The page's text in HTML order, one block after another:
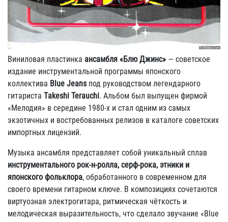
Виниловая пластинка ансамбля «Блю Джинс» — советское
издание инструментальной программы японского
коллектива Blue Jeansпод руководством легендарного
гитариста Тakeshi Terauchi. Альбом был выпущен фирмой
«Мелодия» в середине 1980-х и стал одним из самых
экзотичных и востребованных релизов в каталоге советских
импортных лицензий.
Музыка ансамбля представляет собой уникальный сплав
инструментального рок-н-ролла, серф-рока, этники и
японского фольклора, обработанного в современном для
своего времени гитарном ключе. В композициях сочетаются
виртуозная электрогитара, ритмическая чёткость и
мелодическая выразительность, что сделало звучание «Blue